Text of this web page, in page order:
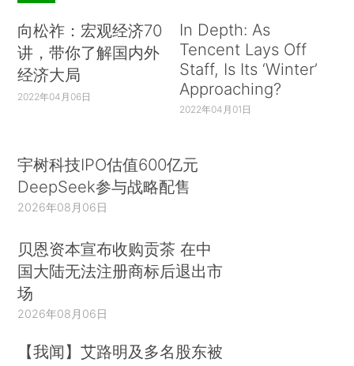
向松祚：宏观经济70
讲，带你了解国内外
经济大局
2022年04月06日
In Depth: As
Tencent Lays Off
Staff, Is Its ‘Winter’
Approaching?
2022年04月01日
宇树科技IPO估值600亿元
DeepSeek参与战略配售
2026年08月06日
贝恩资本宣布收购贡茶 在中
国大陆无法注册商标后退出市
场
2026年08月06日
【我闻】艾路明及多名股东被